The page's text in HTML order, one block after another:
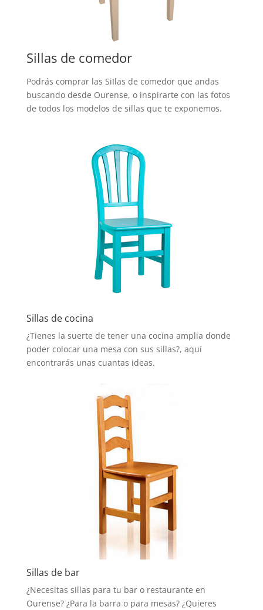
Sillas de comedor
Podrás comprar las SiIlas de comedor que andas
buscando desde Ourense, o inspirarte con las fotos
de todos los modelos de sillas que te exponemos.
Sillas de cocina
¿Tienes la suerte de tener una cocina amplia donde
poder colocar una mesa con sus sillas?, aquí
encontrarás unas cuantas ideas.
Sillas de bar
¿Necesitas sillas para tu bar o restaurante en
Ourense? ¿Para la barra o para mesas? ¿Quieres